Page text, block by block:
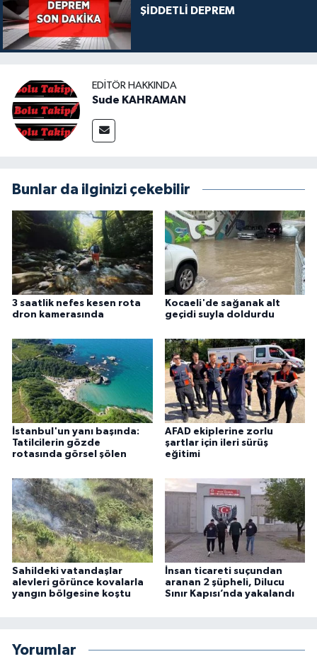
ŞİDDETLİ DEPREM
EDITÖR HAKKINDA
Sude KAHRAMAN
Bunlar da ilginizi çekebilir
3 saatlik nefes kesen rota
dron kamerasında
Kocaeli'de sağanak alt
geçidi suyla doldurdu
İstanbul'un yanı başında:
Tatilcilerin gözde
rotasında görsel şölen
AFAD ekiplerine zorlu
şartlar için ileri sürüş
eğitimi
Sahildeki vatandaşlar
alevleri görünce kovalarla
yangın bölgesine koştu
İnsan ticareti suçundan
aranan 2 şüpheli, Dilucu
Sınır Kapısı’nda yakalandı
Yorumlar